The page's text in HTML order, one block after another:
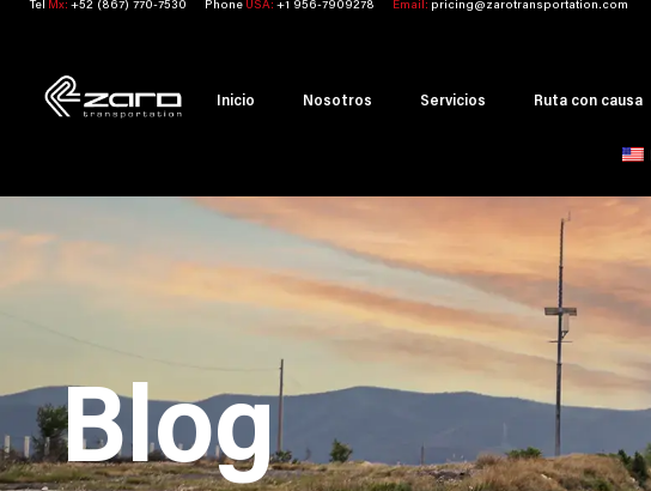
Tel Mx: +52 (867) 770-7530 Phone USA: +1 956-7909278 Email: pricing@zarotransportation.com
Inicio Nosotros Servicios Ruta con causa
Blog